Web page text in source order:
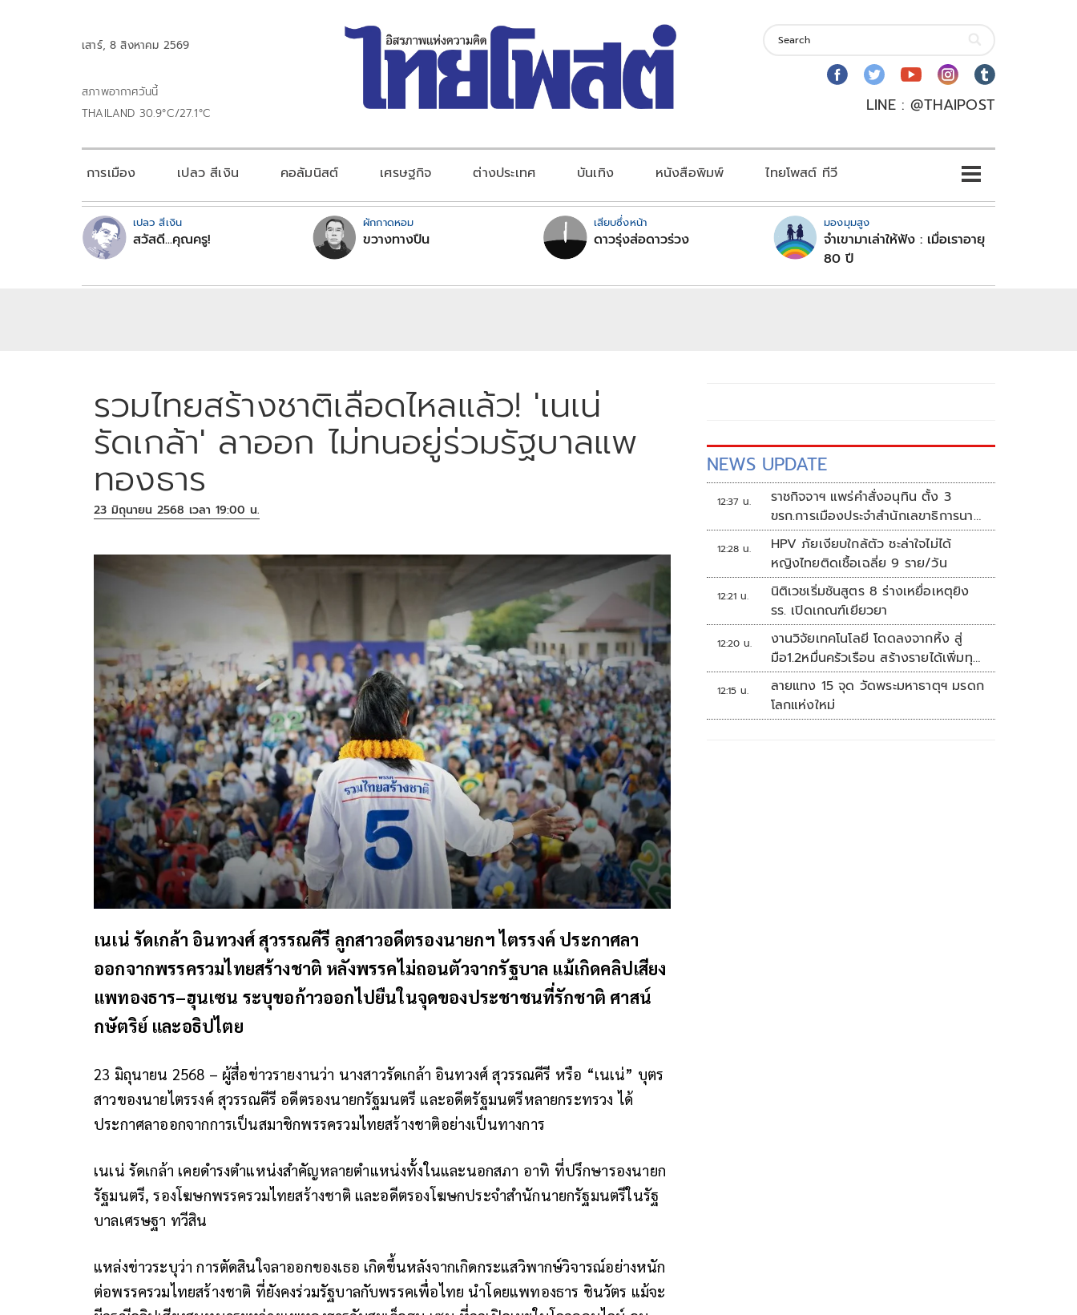
เสาร์, 8 สิงหาคม 2569
สภาพอากาศวันนี้
THAILAND 30.9°C/27.1°C
LINE : @THAIPOST
การเมือง เปลว สีเงิน คอลัมนิสต์ เศรษฐกิจ ต่างประเทศ บันเทิง หนังสือพิมพ์ ไทยโพสต์ ทีวี
เปลว สีเงิน
สวัสดี...คุณครู!
ผักกาดหอม
ขวางทางปืน
เสียบซึ่งหน้า
ดาวรุ่งส่อดาวร่วง
มองมุมสูง
จำเขามาเล่าให้ฟัง : เมื่อเราอายุ
80 ปี
รวมไทยสร้างชาติเลือดไหลแล้ว! 'เนเน่
รัดเกล้า' ลาออก ไม่ทนอยู่ร่วมรัฐบาลแพ
ทองธาร
23 มิถุนายน 2568 เวลา 19:00 น.
เนเน่ รัดเกล้า อินทวงศ์ สุวรรณคีรี ลูกสาวอดีตรองนายกฯ ไตรรงค์ ประกาศลา
ออกจากพรรครวมไทยสร้างชาติ หลังพรรคไม่ถอนตัวจากรัฐบาล แม้เกิดคลิปเสียง
แพทองธาร–ฮุนเซน ระบุขอก้าวออกไปยืนในจุดของประชาชนที่รักชาติ ศาสน์
กษัตริย์ และอธิปไตย
23 มิถุนายน 2568 – ผู้สื่อข่าวรายงานว่า นางสาวรัดเกล้า อินทวงศ์ สุวรรณคีรี หรือ “เนเน่” บุตร
สาวของนายไตรรงค์ สุวรรณคีรี อดีตรองนายกรัฐมนตรี และอดีตรัฐมนตรีหลายกระทรวง ได้
ประกาศลาออกจากการเป็นสมาชิกพรรครวมไทยสร้างชาติอย่างเป็นทางการ
เนเน่ รัดเกล้า เคยดำรงตำแหน่งสำคัญหลายตำแหน่งทั้งในและนอกสภา อาทิ ที่ปรึกษารองนายก
รัฐมนตรี, รองโฆษกพรรครวมไทยสร้างชาติ และอดีตรองโฆษกประจำสำนักนายกรัฐมนตรีในรัฐ
บาลเศรษฐา ทวีสิน
แหล่งข่าวระบุว่า การตัดสินใจลาออกของเธอ เกิดขึ้นหลังจากเกิดกระแสวิพากษ์วิจารณ์อย่างหนัก
ต่อพรรครวมไทยสร้างชาติ ที่ยังคงร่วมรัฐบาลกับพรรคเพื่อไทย นำโดยแพทองธาร ชินวัตร แม้จะ
NEWS UPDATE
12:37 น.
ราชกิจจาฯ แพร่คำสั่งอนุทิน ตั้ง 3
ขรก.การเมืองประจำสำนักเลขาธิการนา
ยกฯ
12:28 น.
HPV ภัยเงียบใกล้ตัว ชะล่าใจไม่ได้
หญิงไทยติดเชื้อเฉลี่ย 9 ราย/วัน
12:21 น.
นิติเวชเริ่มชันสูตร 8 ร่างเหยื่อเหตุยิง
รร. เปิดเกณฑ์เยียวยา
12:20 น.
งานวิจัยเทคโนโลยี โดดลงจากหิ้ง สู่
มือ1.2หมื่นครัวเรือน สร้างรายได้เพิ่มทุก
เดือน
12:15 น.
ลายแทง 15 จุด วัดพระมหาธาตุฯ มรดก
โลกแห่งใหม่